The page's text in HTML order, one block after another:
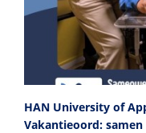
HAN University of
Vakantieoord: